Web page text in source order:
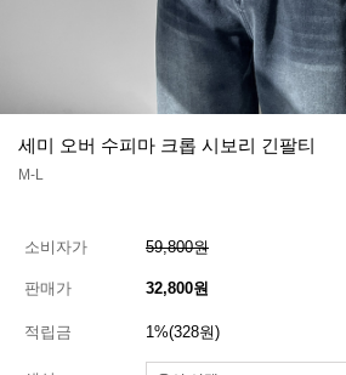
세미 오버 수피마 크롭 시보리 긴팔티
M-L
소비자가 59,800원
판매가 32,800원
적립금 1%(328원)